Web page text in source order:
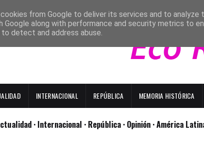
INTERNACIONAL REPÚBLICA MEMORIA HISTÓRICA
· Internacional · República · Opinión · América
from Google to deliver its services and to analyze
Google along with performance and security metrics to
detect and address abuse.